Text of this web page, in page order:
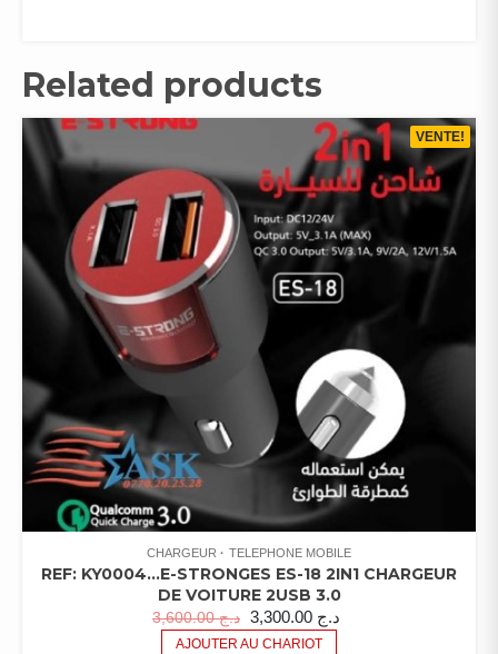
Related products
VENTE!
CHARGEUR TELEPHONE MOBILE
REF: KY0004…E-STRONGES ES-18 2IN1 CHARGEUR
DE VOITURE 2USB 3.0
د.ج3,600.00 د.ج
AJOUTER AU CHARIOT